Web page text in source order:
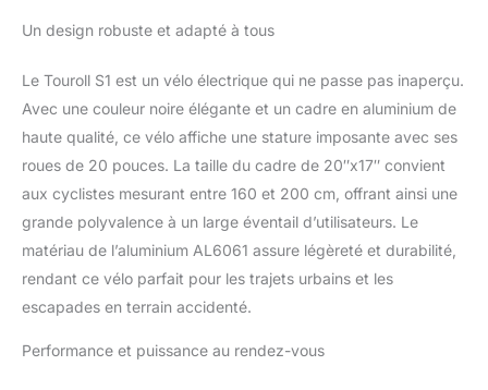
charge, ce qui en fait la
tournées de livraison
journalières ou de
longues aventures le
batterie amovible permet
une recharge rapide ou
son remplacement par
une unité de rechange,
tandis que son verrou
intégré garantit la
sécurité de votre source
tous les terrains &
Un design robuste et adapté à tous
Le Touroll S1 est un vélo électrique qui ne passe pas inaperçu.
Avec une couleur noire élégante et un cadre en aluminium de
haute qualité, ce vélo affiche une stature imposante avec ses
roues de 20 pouces. La taille du cadre de 20″x17″ convient
aux cyclistes mesurant entre 160 et 200 cm, offrant ainsi une
grande polyvalence à un large éventail d’utilisateurs. Le
matériau de l’aluminium AL6061 assure légèreté et durabilité,
rendant ce vélo parfait pour les trajets urbains et les
escapades en terrain accidenté.
Performance et puissance au rendez-vous